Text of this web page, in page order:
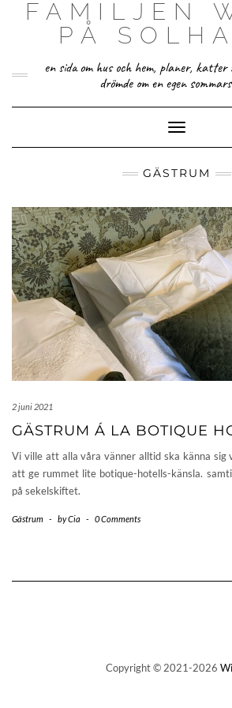
FAMILJEN
PÅ
en sida om hus och hem, planer,
drömde om en egen
Toggle
GÄSTRUM
2 juni 2021
GÄSTRUM Á LA BOTIQUE
Vi ville att alla våra vänner alltid ska känna sig
att ge rummet lite botique-hotells-känsla.
på sekelskiftet.
Gästrum - byCia - 0 Comments
Copyright © 2021-2026